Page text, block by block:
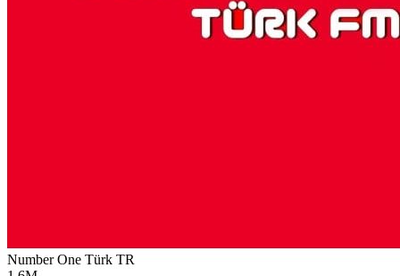
Number One Türk TR